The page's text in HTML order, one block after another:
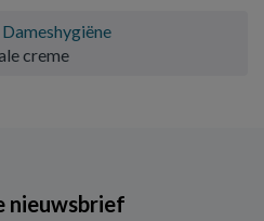
Dameshygiëne
creme
nieuwsbrief